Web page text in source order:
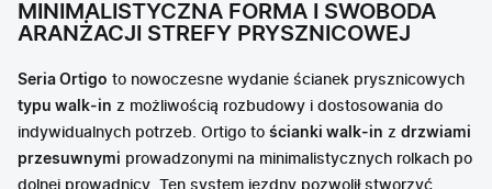
MINIMALISTYCZNA FORMA I SWOBODA
ARANŻACJI STREFY PRYSZNICOWEJ
Seria Ortigo to nowoczesne wydanie ścianek prysznicowych
typu walk-in z możliwością rozbudowy i dostosowania do
indywidualnych potrzeb. Ortigo to ścianki walk-in z drzwiami
przesuwnymi prowadzonymi na minimalistycznych rolkach po
dolnej prowadnicy. Ten system jezdny pozwolił stworzyć